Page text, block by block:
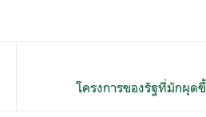
โครงการของรัฐที่มักผุ